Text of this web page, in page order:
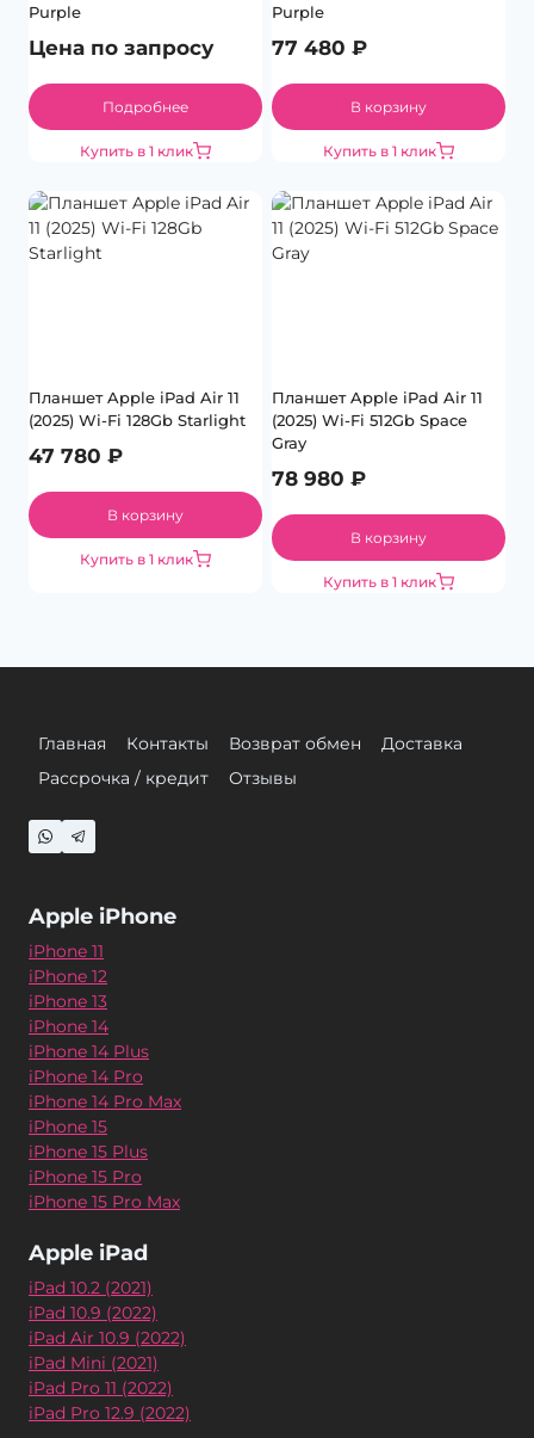
Purple
Цена по запросу
Подробнее
Купить в 1 клик
Purple
77 480 ₽
В корзину
Купить в 1 клик
Планшет Apple iPad Air 11
(2025) Wi-Fi 128Gb Starlight
47 780 ₽
В корзину
Купить в 1 клик
Планшет Apple iPad Air 11
(2025) Wi-Fi 512Gb Space
Gray
78 980 ₽
В корзину
Купить в 1 клик
Главная Контакты Возврат обмен
Доставка
Рассрочка / кредит
Отзывы
Apple iPhone
iPhone 11
iPhone 12
iPhone 13
iPhone 14
iPhone 14 Plus
iPhone 14 Pro
iPhone 14 Pro Max
iPhone 15
iPhone 15 Plus
iPhone 15 Pro
iPhone 15 Pro Max
Apple iPad
iPad 10.2 (2021)
iPad 10.9 (2022)
iPad Air 10.9 (2022)
iPad Mini (2021)
iPad Pro 11 (2022)
iPad Pro 12.9 (2022)